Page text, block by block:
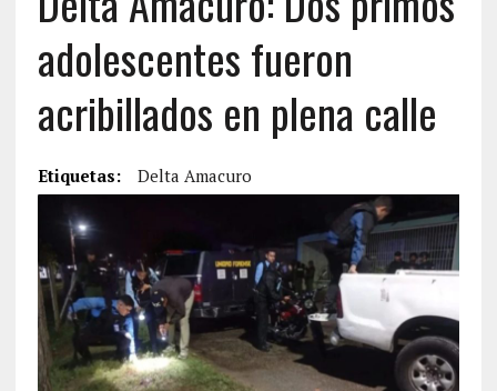
adolescentes fueron
acribillados en plena calle
Etiquetas: Delta Amacuro